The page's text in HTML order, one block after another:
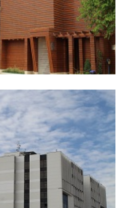
متر مربع-پروژه
تجاری
+